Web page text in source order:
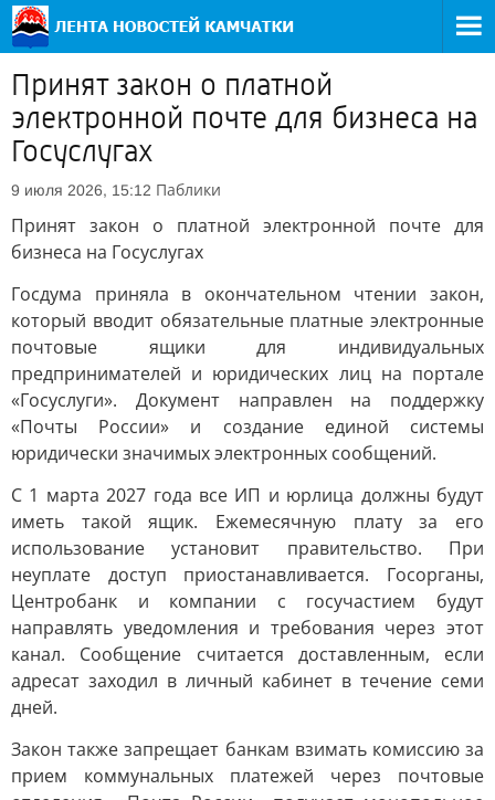
Принят закон о платной
электронной почте для бизнеса на
Госуслугах
9 июля 2026, 15:12 Паблики
Принят закон о платной электронной почте для
бизнеса на Госуслугах
Госдума приняла в окончательном чтении закон,
который вводит обязательные платные электронные
почтовые ящики для индивидуальных
предпринимателей и юридических лиц на портале
«Госуслуги». Документ направлен на поддержку
«Почты России» и создание единой системы
юридически значимых электронных сообщений.
С 1 марта 2027 года все ИП и юрлица должны будут
иметь такой ящик. Ежемесячную плату за его
использование установит правительство. При
неуплате доступ приостанавливается. Госорганы,
Центробанк и компании с госучастием будут
направлять уведомления и требования через этот
канал. Сообщение считается доставленным, если
адресат заходил в личный кабинет в течение семи
дней.
Закон также запрещает банкам взимать комиссию за
прием коммунальных платежей через почтовые